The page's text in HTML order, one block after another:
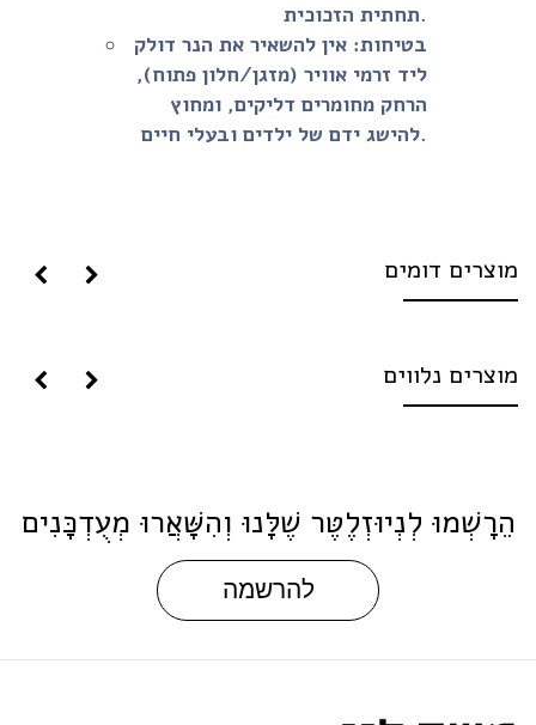
בטיחות:אין להשאיר את הנר דולק
ליד זרמי אוויר (מזגן/חלון פתוח),
הרחק מחומרים דליקים, ומחוץ
דומים
נלווים
לְנְיוּזְלֶטֶּר שֶׁלָּנוּ וְהִשָּׁאֲרוּ מְעֻדְכָּנִים
להרשמה